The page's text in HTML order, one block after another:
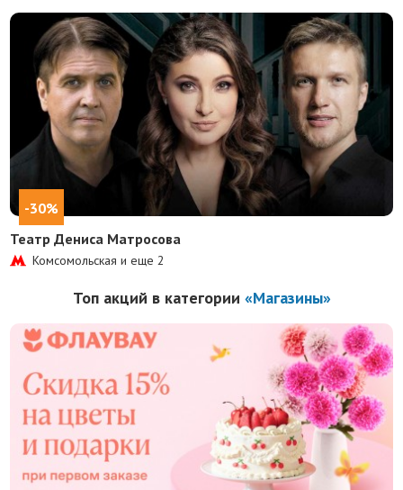
-30%
Театр Дениса Матросова
Комсомольская и еще2
Топ акций в категории «Магазины»